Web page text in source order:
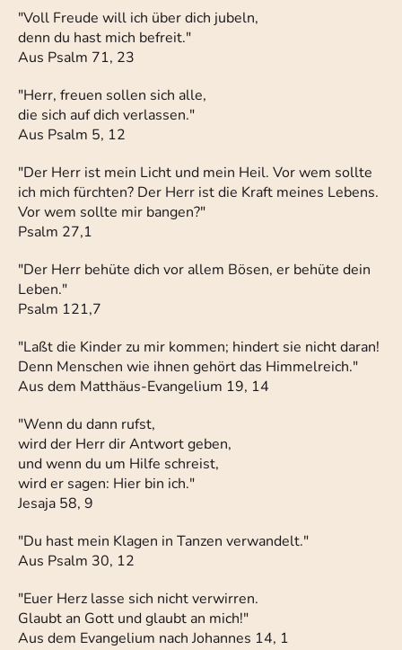
"Voll Freude will ich über dich jubeln,
denn du hast mich befreit."
Aus Psalm 71, 23
"Herr, freuen sollen sich alle,
die sich auf dich verlassen."
Aus Psalm 5, 12
"Der Herr ist mein Licht und mein Heil. Vor wem sollte
ich mich fürchten? Der Herr ist die Kraft meines Lebens.
Vor wem sollte mir bangen?"
Psalm 27,1
"Der Herr behüte dich vor allem Bösen, er behüte dein
Leben."
Psalm 121,7
"Laßt die Kinder zu mir kommen; hindert sie nicht daran!
Denn Menschen wie ihnen gehört das Himmelreich."
Aus dem Matthäus-Evangelium 19, 14
"Wenn du dann rufst,
wird der Herr dir Antwort geben,
und wenn du um Hilfe schreist,
wird er sagen: Hier bin ich."
Jesaja 58, 9
"Du hast mein Klagen in Tanzen verwandelt."
Aus Psalm 30, 12
"Euer Herz lasse sich nicht verwirren.
Glaubt an Gott und glaubt an mich!"
Aus dem Evangelium nach Johannes 14, 1